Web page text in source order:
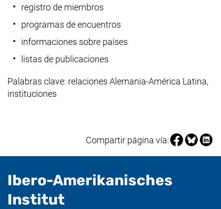
registro de miembros
programas de encuentros
informaciones sobre países
listas de publicaciones
Palabras clave: relaciones Alemania-América Latina,
instituciones
Compartir página vía:Compartir
Ibero-Amerikanisches
Institut- Información útil